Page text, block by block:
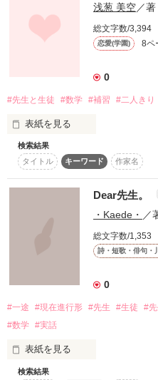
私が  好きになったのは
浅葱 美空／著
総文字数/3,394
恋愛(学園) 8ペ
0
#先生と生徒 #数学 #補習 #二人きり
表紙を見る
数学ができなくてよかったかも
先生と話す機会が増えて、先
今日も私は、先生と勉強する。
作品
検索結果
タイトル
キーワード 作家名
Dear先生。
・Kaede・ ／
総文字数/1,353
詩・短歌・俳句・
0
#一途 #現在進行形 #先生 #生徒 #
#数学 #実話
表紙を見る
検索結果